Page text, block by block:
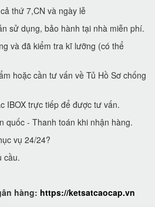
thứ 7,CN và ngày lễ
sử dụng, bảo hành tại nhà miễn phí.
và đã kiểm tra kĩ lưỡng (có thể
hoặc cần tư vấn về Tủ Hồ Sơ chống
IBOX trực tiếp để được tư vấn.
quốc - Thanh toán khi nhận hàng.
vụ 24/24?
cầu.
hàng: https://ketsatcaocap.vn